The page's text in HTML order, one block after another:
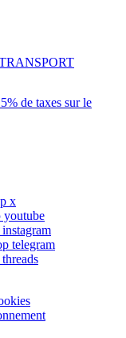
de taxes sur le
x
youtube
telegram